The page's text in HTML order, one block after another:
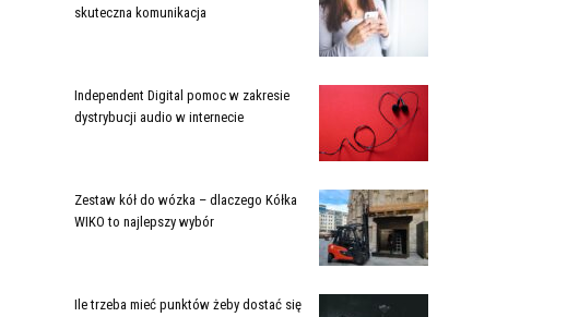
skuteczna komunikacja
Independent Digital pomoc w zakresie
dystrybucji audio w internecie
Zestaw kół do wózka – dlaczego Kółka
WIKO to najlepszy wybór
Ile trzeba mieć punktów żeby dostać się